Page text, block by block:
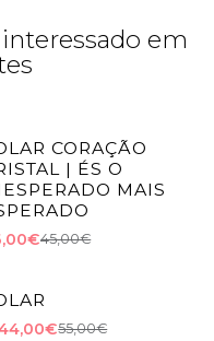
em
Esgotado
CORAÇÃO
| ÉS O
MAIS
45,00€
55,00€